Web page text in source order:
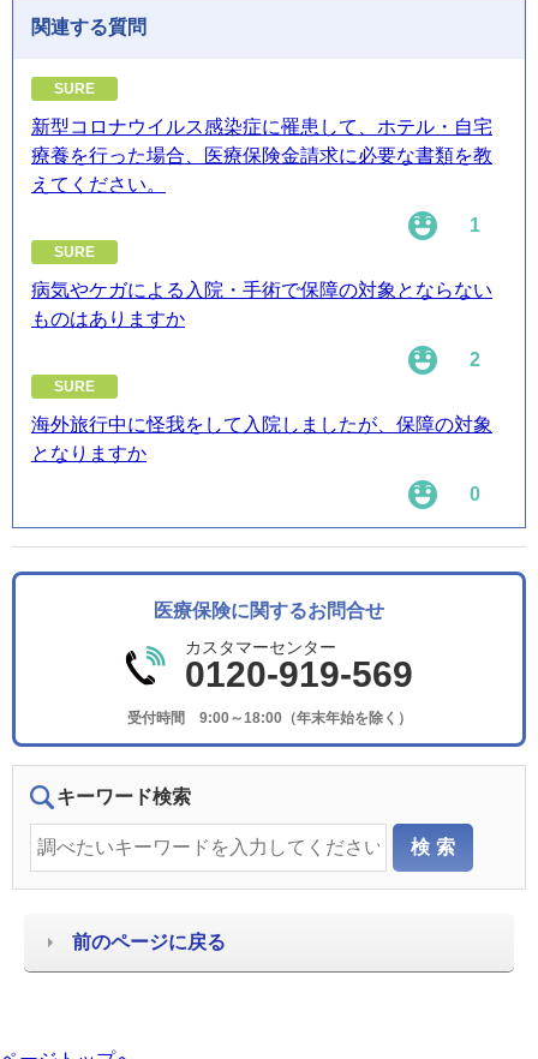
関連する質問
SURE
新型コロナウイルス感染症に罹患して、ホテル・自宅
療養を行った場合、医療保険金請求に必要な書類を教
えてください。
1
SURE
病気やケガによる入院・手術で保障の対象とならない
ものはありますか
2
SURE
海外旅行中に怪我をして入院しましたが、保障の対象
となりますか
0
医療保険に関するお問合せ
カスタマーセンター
0120-919-569
受付時間 9:00～18:00（年末年始を除く）
キーワード検索
前のページに戻る